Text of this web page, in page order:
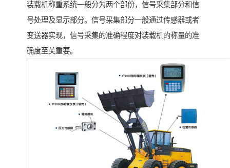
装载机称重系统一般分为两个部份，信号采集部分和信
号处理及显示部分。信号采集部分一般通过传感器或者
变送器实现，信号采集的准确程度对装载机的称量的准
确度至关重要。